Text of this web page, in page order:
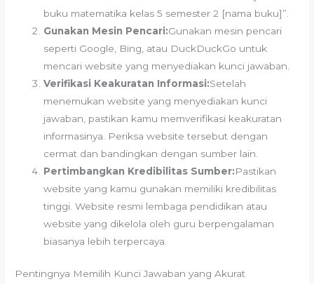
buku matematika kelas 5 semester 2 [nama buku]”.
Gunakan Mesin Pencari:Gunakan mesin pencari
seperti Google, Bing, atau DuckDuckGo untuk
mencari website yang menyediakan kunci jawaban.
Verifikasi Keakuratan Informasi:Setelah
menemukan website yang menyediakan kunci
jawaban, pastikan kamu memverifikasi keakuratan
informasinya. Periksa website tersebut dengan
cermat dan bandingkan dengan sumber lain.
Pertimbangkan Kredibilitas Sumber:Pastikan
website yang kamu gunakan memiliki kredibilitas
tinggi. Website resmi lembaga pendidikan atau
website yang dikelola oleh guru berpengalaman
biasanya lebih terpercaya.
Pentingnya Memilih Kunci Jawaban yang Akurat